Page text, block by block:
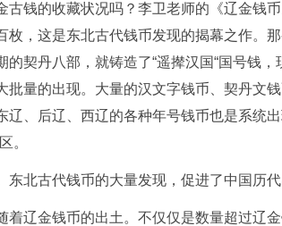
古钱的收藏状况吗？李卫老师的《辽金钱
枚，这是东北古代钱币发现的揭幕之作。
的契丹八部，就铸造了“遥撵汉国“国号钱
批量的出现。大量的汉文字钱币、契丹文
辽、后辽、西辽的各种年号钱币也是系统
。
东北古代钱币的大量发现，促进了中国历
着辽金钱币的出土。不仅仅是数量超过辽